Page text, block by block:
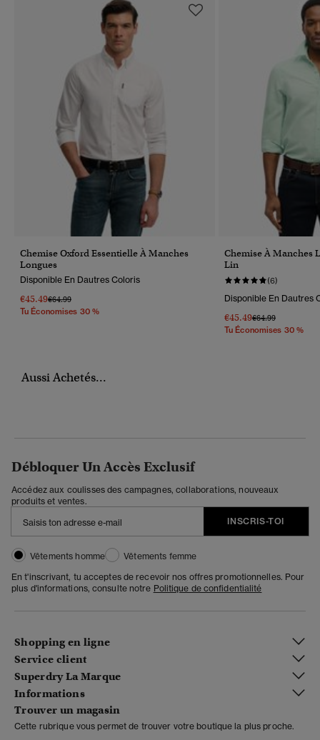
Chemise Oxford Essentielle À Manches
Longues
Disponible En Dautres Coloris
€45.49Prix Réduit De
€64.99À
Tu Économises 30 %
Chemise À Manches
Lin
(6)
Disponible En Dautres
€45.49Prix Réduit De
€64.99À
Tu Économises 30 %
Aussi Achetés...
Débloquer Un Accès Exclusif
Accédez aux coulisses des campagnes, collaborations, nouveaux
produits et ventes.
INSCRIS-TOI
Vêtements homme
Vêtements femme
En t'inscrivant, tu acceptes de recevoir nos offres promotionnelles. Pour
plus d'informations, consulte notre Politique de confidentialité
Shopping en ligne
Service client
Superdry La Marque
Informations
Trouver un magasin
Cette rubrique vous permet de trouver votre boutique la plus proche.